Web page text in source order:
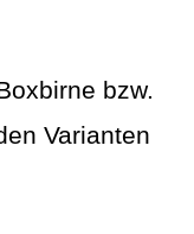
bzw.
Varianten